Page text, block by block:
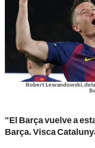
Robert Lewandowski,
"El Barça vuelve a
Barça. Visca